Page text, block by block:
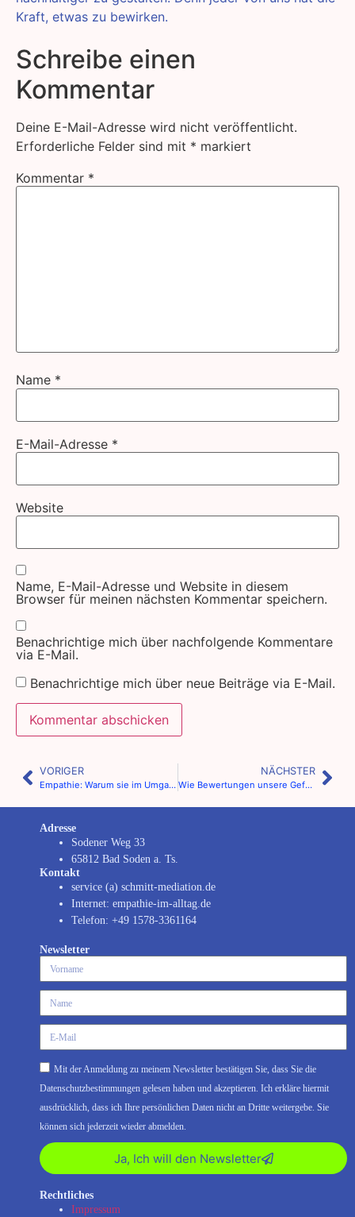
Kraft, etwas zu bewirken.
Schreibe einen
Kommentar
Deine E-Mail-Adresse wird nicht veröffentlicht.
Erforderliche Felder sind mit * markiert
Kommentar *
Name *
E-Mail-Adresse *
Website
Name, E-Mail-Adresse und Website in diesem
Browser für meinen nächsten Kommentar speichern.
Benachrichtige mich über nachfolgende Kommentare
via E-Mail.
Benachrichtige mich über neue Beiträge via E-Mail.
VORIGER
Empathie: Warum sie im Umgang mit anderen Menschen entscheidend ist.
NÄCHSTER
Wie Bewertungen unsere Gefühle formen.
Adresse
Sodener Weg 33
65812 Bad Soden a. Ts.
Kontakt
service (a) schmitt-mediation.de
Internet: empathie-im-alltag.de
Telefon: +49 1578-3361164
Newsletter
Mit der Anmeldung zu meinem Newsletter bestätigen Sie, dass Sie die
Datenschutzbestimmungen gelesen haben und akzeptieren. Ich erkläre hiermit
ausdrücklich, dass ich Ihre persönlichen Daten nicht an Dritte weitergebe. Sie
können sich jederzeit wieder abmelden.
Ja, Ich will den Newsletter
Rechtliches
Impressum